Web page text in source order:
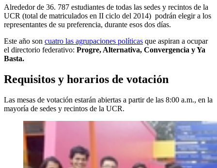
Alrededor de 36. 787 estudiantes de todas las sedes y recintos de la
UCR (total de matriculados en II ciclo del 2014) podrán elegir a los
representantes de su preferencia, durante esos dos días.
Este año son cuatro las agrupaciones políticas que aspiran a ocupar
el directorio federativo: Progre, Alternativa, Convergencia y Ya
Basta.
Requisitos y horarios de votación
Las mesas de votación estarán abiertas a partir de las 8:00 a.m., en la
mayoría de sedes y recintos de la UCR.